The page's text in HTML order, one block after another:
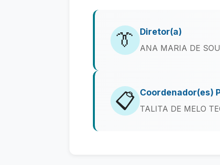
👔 Diretor(a)
ANA MARIA DE
📋 Coordenador(es)
TALITA DE MELO